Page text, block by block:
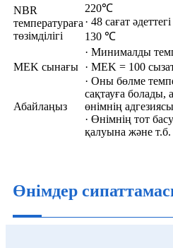
NBR
температураға
төзімділігі
220℃
· 48 сағат
130 ℃
· Минималды
MEK сынағы · MEK = 100
Абайлаңыз
· Оны бөлме
сақтауға болады,
өнімнің
· Өнімнің тот
қалуына және т.б.
Өнімдер